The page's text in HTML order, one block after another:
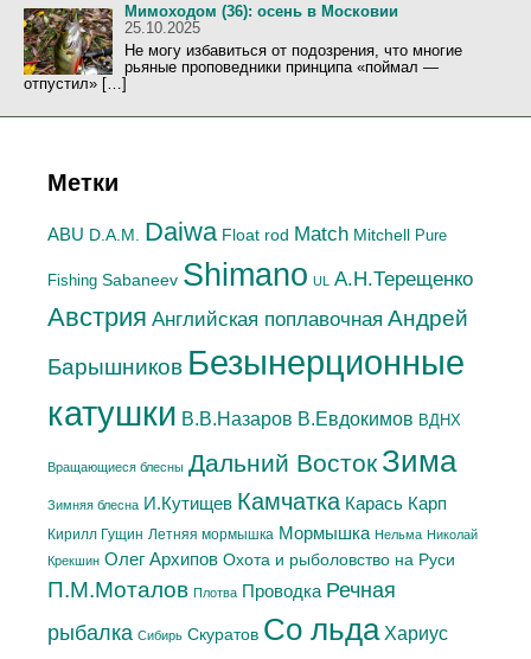
Мимоходом (36): осень в Московии
25.10.2025
Не могу избавиться от подозрения, что многие
рьяные проповедники принципа «поймал —
отпустил» […]
Метки
ABU D.A.M. Daiwa Float rod Match Mitchell Pure
Fishing Sabaneev Shimano UL А.H.Терещенко
Австрия Английская поплавочная Андрей
Барышников Безынерционные
катушки В.В.Назаров В.Евдокимов ВДНХ
Вращающиеся блесны Дальний Восток Зима
Зимняя блесна И.Кутищев Камчатка Карась Карп
Кирилл Гущин Летняя мормышка Мормышка Нельма Николай
Крекшин Олег Архипов Охота и рыболовство на Руси
П.М.Моталов Плотва Проводка Речная
рыбалка Сибирь Скуратов Со льда Хариус